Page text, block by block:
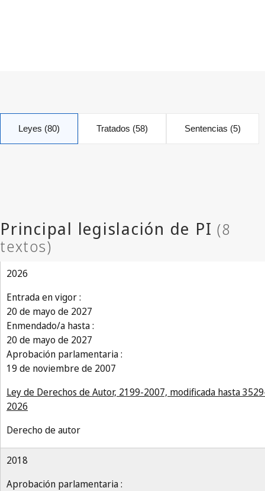
Leyes (80) Tratados (58) Sentencias (5)
2026
Entrada en vigor :
20 de mayo de 2027
Enmendado/a hasta :
20 de mayo de 2027
Aprobación parlamentaria :
19 de noviembre de 2007
Ley de Derechos de Autor, 2199-2007, modificada hasta
2026
Derecho de autor
2018
Aprobación parlamentaria :